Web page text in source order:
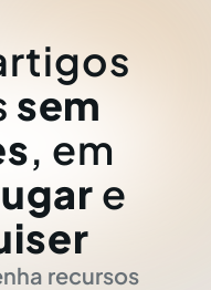
sem
, em
e
recursos